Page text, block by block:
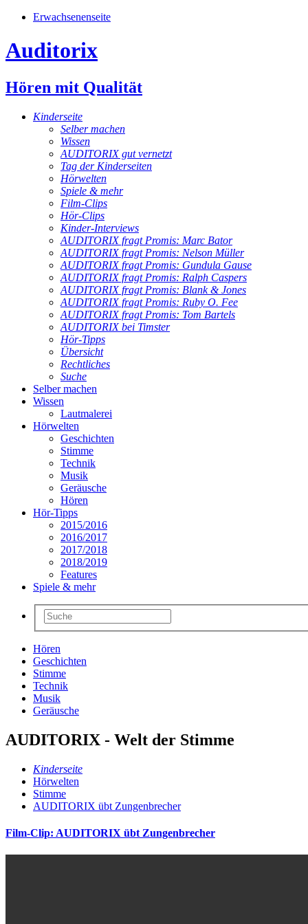
Erwachsenenseite
Auditorix
Hören mit Qualität
Kinderseite
Selber machen
Wissen
AUDITORIX gut vernetzt
Tag der Kinderseiten
Hörwelten
Spiele & mehr
Film-Clips
Hör-Clips
Kinder-Interviews
AUDITORIX fragt Promis: Marc Bator
AUDITORIX fragt Promis: Nelson Müller
AUDITORIX fragt Promis: Gundula Gause
AUDITORIX fragt Promis: Ralph Caspers
AUDITORIX fragt Promis: Blank & Jones
AUDITORIX fragt Promis: Ruby O. Fee
AUDITORIX fragt Promis: Tom Bartels
AUDITORIX bei Timster
Hör-Tipps
Übersicht
Rechtliches
Suche
Selber machen
Wissen
Lautmalerei
Hörwelten
Geschichten
Stimme
Technik
Musik
Geräusche
Hören
Hör-Tipps
2015/2016
2016/2017
2017/2018
2018/2019
Features
Spiele & mehr
Hören
Geschichten
Stimme
Technik
Musik
Geräusche
AUDITORIX - Welt der Stimme
Kinderseite
Hörwelten
Stimme
AUDITORIX übt Zungenbrecher
Film-Clip: AUDITORIX übt Zungenbrecher